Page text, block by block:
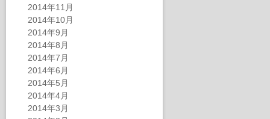
2014年11月
2014年10月
2014年9月
2014年8月
2014年7月
2014年6月
2014年5月
2014年4月
2014年3月